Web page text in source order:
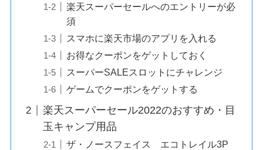
楽天スーパーセールへのエントリーが必
須
スマホに楽天市場のアプリを入れる
お得なクーポンをゲットしておく
スーパーSALEスロットにチャレンジ
ゲームでクーポンをゲットする
楽天スーパーセール2022のおすすめ・目
玉キャンプ用品
ザ・ノースフェイス エコトレイル3P